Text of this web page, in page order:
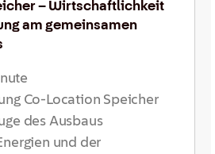
– Wirtschaftlichkeit
am gemeinsamen
Co-Location Speicher
des Ausbaus
und der